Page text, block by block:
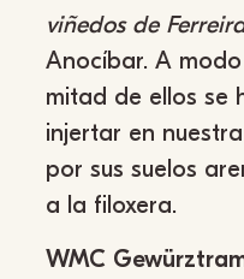
viñedos de
Anocíbar. A
mitad de ellos se
injertar en
por sus suelos
a la filoxera.
WMC